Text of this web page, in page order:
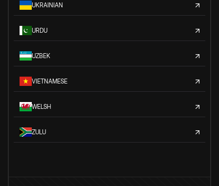
UKRAINIAN
URDU
UZBEK
VIETNAMESE
WELSH
ZULU